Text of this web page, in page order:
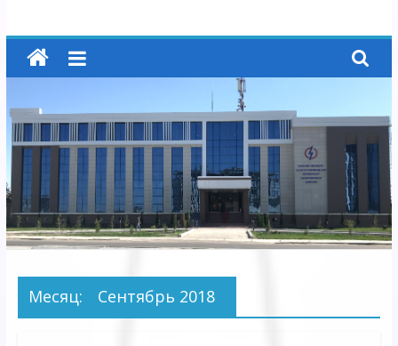
Предприятие
Территориальных
Электрических
сетей"
АО
"Бухарское
Электрических
Месяц: Сентябрь 2018